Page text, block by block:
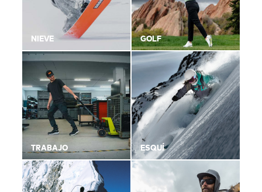
NIEVE GOLF
TRABAJO ESQUÍ